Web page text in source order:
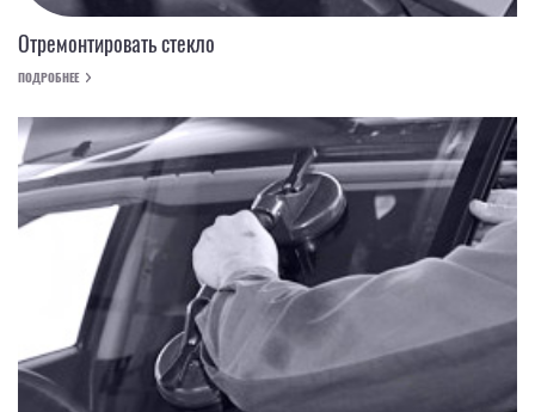
Отремонтировать стекло
ПОДРОБНЕЕ